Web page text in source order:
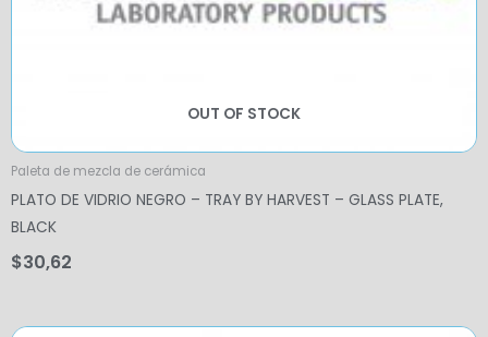
OUT OF STOCK
Paleta de mezcla de cerámica
PLATO DE VIDRIO NEGRO – TRAY BY HARVEST – GLASS PLATE,
BLACK
$30,62